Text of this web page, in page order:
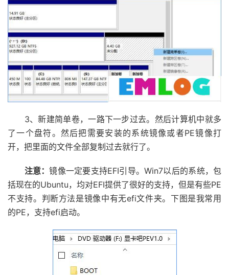
3、新建简单卷，一路下一步过去。然后计算机中就多
了一个盘符。然后把需要安装的系统镜像或者PE镜像打
开，把里面的文件全部复制过去就行了。
注意：镜像一定要支持EFI引导。Win7以后的系统，包
括现在的Ubuntu，均对EFI提供了很好的支持，但是有些PE
不支持。判断方法是镜像中有无efi文件夹。下图是我常用
的PE，支持efi启动。